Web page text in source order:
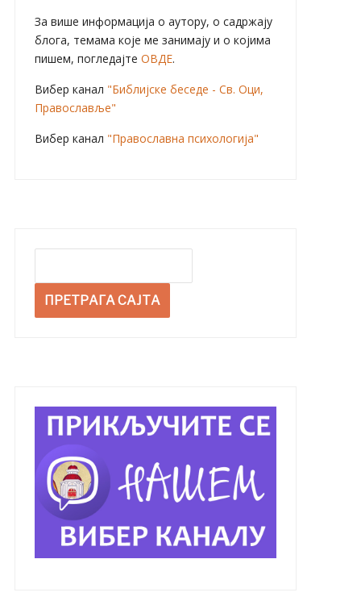
За више информација о аутору, о садржају
блога, темама које ме занимају и о којима
пишем, погледајте ОВДЕ.
Вибер канал "Библијске беседе - Св. Оци,
Православље"
Вибер канал "Православна психологија"